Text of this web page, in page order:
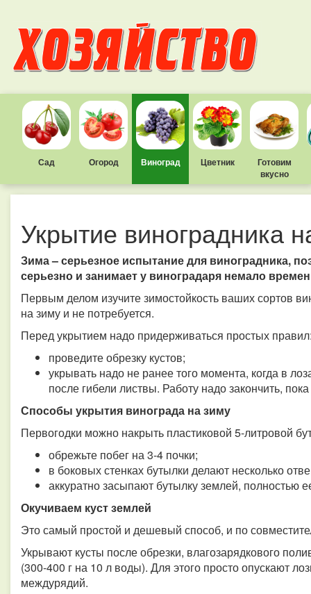
Сад Огород Виноград Цветник
Готовим
вкусно
Укрытие виноградника
Зима – серьезное испытание для виноградника,
серьезно и занимает у виноградаря немало
Первым делом изучите зимостойкость ваших сортов
на зиму и не потребуется.
Перед укрытием надо придерживаться простых
проведите обрезку кустов;
укрывать надо не ранее того момента, когда в
после гибели листвы. Работу надо закончить,
Способы укрытия винограда на зиму
Первогодки можно накрыть пластиковой 5-литровой
обрежьте побег на 3-4 почки;
в боковых стенках бутылки делают несколько
аккуратно засыпают бутылку землей, полностью
Окучиваем куст землей
Это самый простой и дешевый способ, и по
Укрывают кусты после обрезки, влагозарядкового
(300-400 г на 10 л воды). Для этого просто опускают
междурядий.